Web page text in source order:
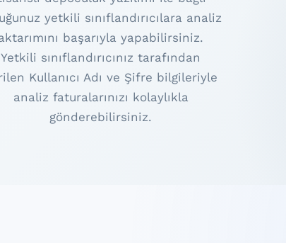
yetkili sınıflandırıcılara analiz
başarıyla yapabilirsiniz.
Yetkili sınıflandırıcınız tarafından
Kullanıcı Adı ve Şifre bilgileriyle
analiz faturalarınızı kolaylıkla
gönderebilirsiniz.